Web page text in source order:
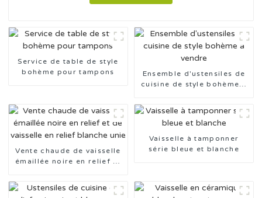
Service de table de style
bohème pour tampons
Ensemble d'ustensiles de
cuisine de style bohème à
Vente chaude de vaisselle
émaillée noire en relief et
Vaisselle à tamponner
série bleue et blanche